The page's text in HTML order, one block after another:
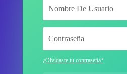
¿Olvidaste tu contraseña?